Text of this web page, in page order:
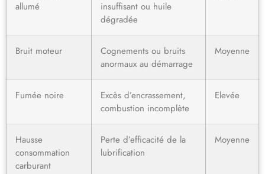
allumé
insuffisant ou huile
dégradée
Bruit moteur
Cognements ou bruits
anormaux au démarrage
Moyenne
Fumée noire
Excès d’encrassement,
combustion incomplète
Elevée
Hausse
consommation
carburant
Perte d’efficacité de la
lubrification
Moyenne